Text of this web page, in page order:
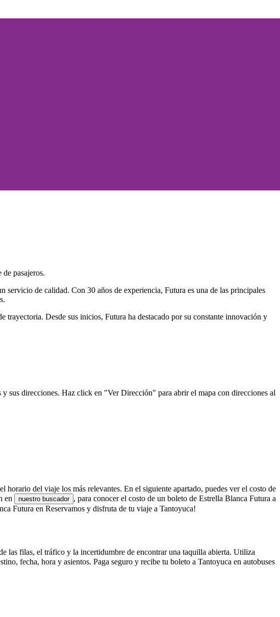
pasajeros.
de calidad. Con 30 años de experiencia, Futura es una de las principales
trayectoria. Desde sus inicios, Futura ha destacado por su constante innovación y
sus direcciones. Haz click en "Ver Dirección" para abrir el mapa con direcciones al
del viaje los más relevantes. En el siguiente apartado, puedes ver el costo de
en
nuestro buscador , para conocer el costo de un boleto de Estrella Blanca Futura a
Futura en Reservamos y disfruta de tu viaje a Tantoyuca!
las filas, el tráfico y la incertidumbre de encontrar una taquilla abierta. Utiliza
fecha, hora y asientos. Paga seguro y recibe tu boleto a Tantoyuca en autobuses